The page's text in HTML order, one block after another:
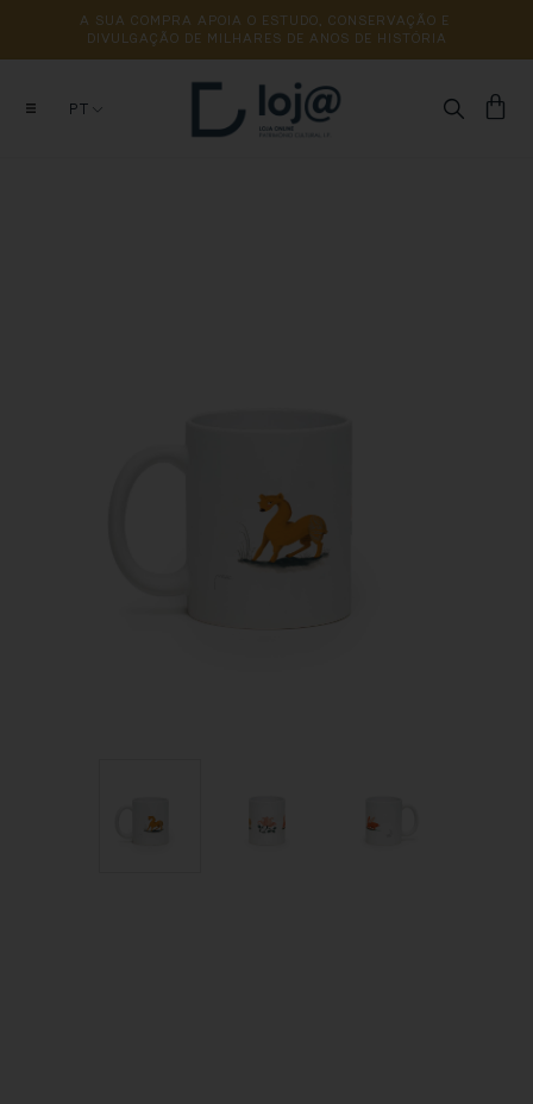
A SUA COMPRA APOIA O ESTUDO, CONSERVAÇÃO E
DIVULGAÇÃO DE MILHARES DE ANOS DE HISTÓRIA
PT